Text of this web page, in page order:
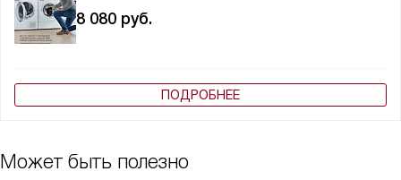
8 080 руб.
ПОДРОБНЕЕ
Может быть полезно